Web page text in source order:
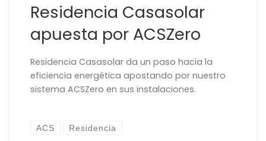
Residencia Casasolar
apuesta por ACSZero
Residencia Casasolar da un paso hacia la
eficiencia energética apostando por nuestro
sistema ACSZero en sus instalaciones.
ACS Residencia